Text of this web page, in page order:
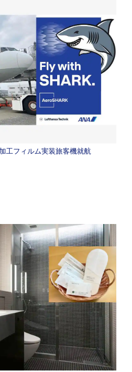
工フィルム実装旅客機就航